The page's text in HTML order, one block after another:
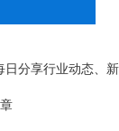
日分享行业动态、